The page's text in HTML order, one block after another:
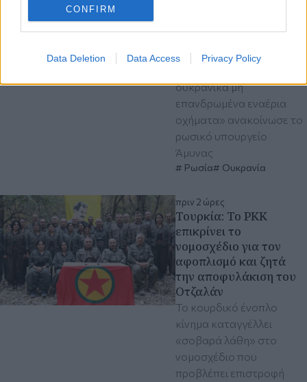
CONFIRM
Data Deletion Data Access Privacy Policy
αντιαεροπορικής άμυνας
ουκρανικά μη
επανδρωμένα εναέρια
οχήματα» ανακοίνωσε το
ρωσικό υπουργείο
Άμυνας
Ρωσία Ουκρανία
πριν 2 ώρες
Τουρκία: Το PKK
επικρίνει το
νομοσχέδιο για τον
αφοπλισμό και ζητά
την αποφυλάκιση του
Οτζαλάν
Το κουρδικό ένοπλο
κίνημα καταγγέλλει
«σοβαρά λάθη» στο
νομοσχέδιο που
προβλέπει επιστροφή